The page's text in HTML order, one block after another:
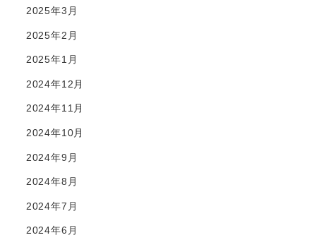
2025年3月
2025年2月
2025年1月
2024年12月
2024年11月
2024年10月
2024年9月
2024年8月
2024年7月
2024年6月